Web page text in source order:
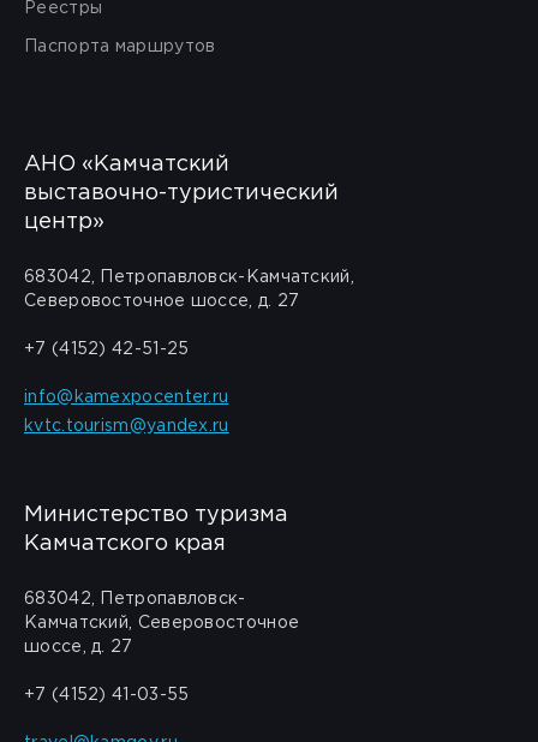
Реестры
Паспорта маршрутов
АНО «Камчатский
выставочно-туристический
центр»
683042, Петропавловск-Камчатский,
Северовосточное шоссе, д. 27
+7 (4152) 42-51-25
info@kamexpocenter.ru
kvtc.tourism@yandex.ru
Министерство туризма
Камчатского края
683042, Петропавловск-
Камчатский, Северовосточное
шоссе, д. 27
+7 (4152) 41-03-55